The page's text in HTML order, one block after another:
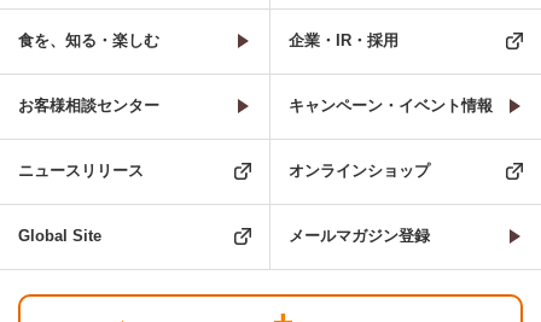
食を、知る・楽しむ 企業・IR・採用
お客様相談センター キャンペーン・イベント情報
ニュースリリース オンラインショップ
Global Site メールマガジン登録